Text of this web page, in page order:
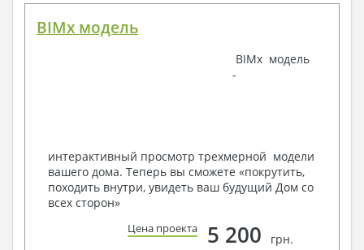
Инженеров – всегда готовы воплотить Вашу мечту
условий, за дополнительную плату.
Получить профессиональную консультацию у
наших специалистов, Вы можете любым
способом связи: закажите обратный звонок,
по viber, e-mail, телефон -
BIMx модель
BIMx модель
-
интерактивный просмотр трехмерной модели
вашего дома. Теперь вы сможете «покрутить,
походить внутри, увидеть ваш будущий Дом со
всех сторон»
Цена проекта 5 200 грн.